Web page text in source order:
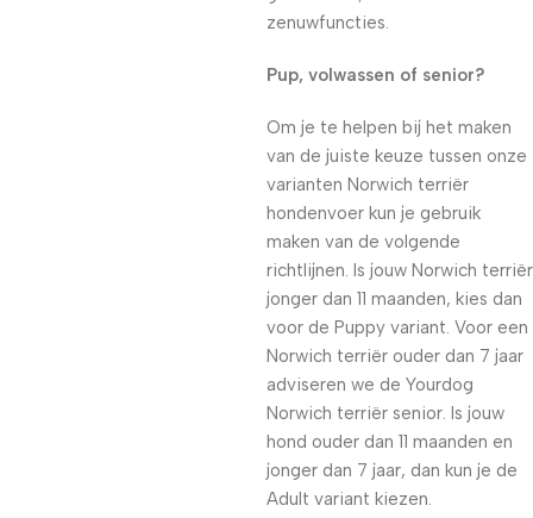
zenuwfuncties.
Pup, volwassen of senior?
Om je te helpen bij het maken
van de juiste keuze tussen onze
varianten Norwich terriër
hondenvoer kun je gebruik
maken van de volgende
richtlijnen. Is jouw Norwich terriër
jonger dan 11 maanden, kies dan
voor de Puppy variant. Voor een
Norwich terriër ouder dan 7 jaar
adviseren we de Yourdog
Norwich terriër senior. Is jouw
hond ouder dan 11 maanden en
jonger dan 7 jaar, dan kun je de
Adult variant kiezen.